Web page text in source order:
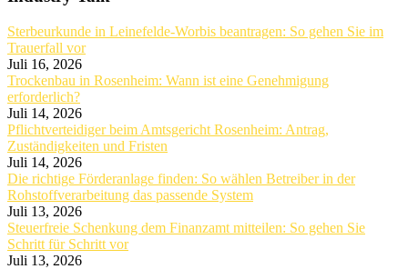
Sterbeurkunde in Leinefelde-Worbis beantragen: So gehen Sie im
Trauerfall vor
Juli 16, 2026
Trockenbau in Rosenheim: Wann ist eine Genehmigung
erforderlich?
Juli 14, 2026
Pflichtverteidiger beim Amtsgericht Rosenheim: Antrag,
Zuständigkeiten und Fristen
Juli 14, 2026
Die richtige Förderanlage finden: So wählen Betreiber in der
Rohstoffverarbeitung das passende System
Juli 13, 2026
Steuerfreie Schenkung dem Finanzamt mitteilen: So gehen Sie
Schritt für Schritt vor
Juli 13, 2026